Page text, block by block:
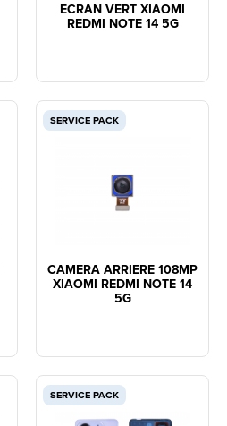
ECRAN VERT XIAOMI
REDMI NOTE 14 5G
SERVICE PACK
CAMERA ARRIERE 108MP
XIAOMI REDMI NOTE 14
5G
SERVICE PACK